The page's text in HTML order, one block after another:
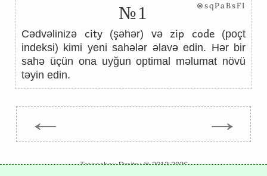
№1 ⊗sqPaBsFI
Cədvəlinizə city(şəhər) və zip code(poçt
indeksi) kimi yeni sahələr əlavə edin. Hər bir
sahə üçün ona uyğun optimal məlumat növü
təyin edin.
← →
Trepachev Dmitry © 2012-2026